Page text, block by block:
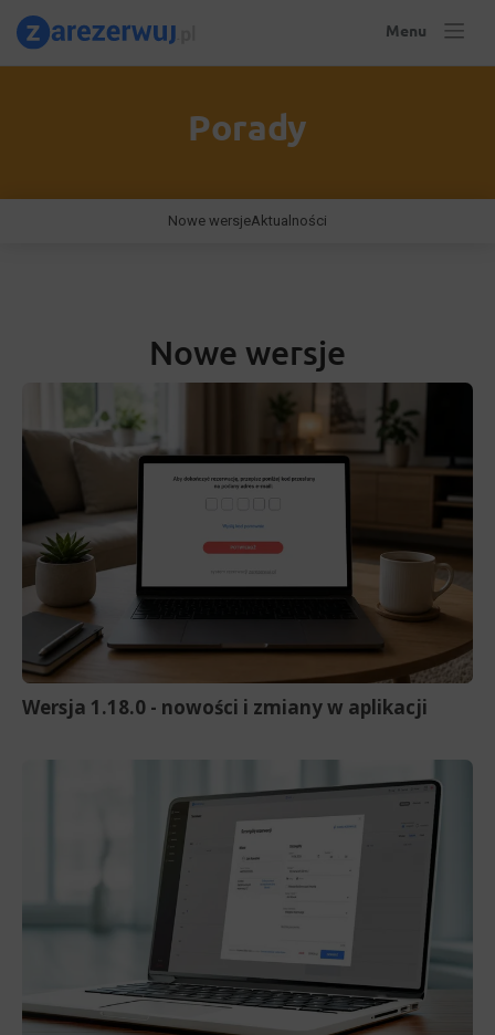
Menu
Porady
Nowe wersjeAktualności
Nowe wersje
Wersja 1.18.0 - nowości i zmiany w aplikacji